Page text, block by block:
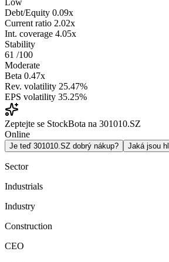
Low
Debt/Equity 0.09x
Current ratio 2.02x
Int. coverage 4.05x
Stability
61 /100
Moderate
Beta 0.47x
Rev. volatility 25.47%
EPS volatility 35.25%
Zeptejte se StockBota na 301010.SZ
Online
Je teď 301010.SZ dobrý nákup? Jaká jsou
Sector
Industrials
Industry
Construction
CEO